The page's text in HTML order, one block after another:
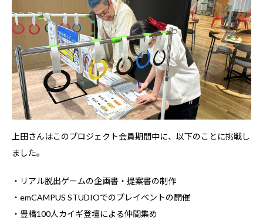
上田さんはこのプロジェクト会員期間中に、以下のことに挑戦し
ました。
・リアル脱出ゲームの企画書・提案書の制作
・emCAMPUS STUDIOでのプレイベントの開催
・豊橋100人カイギ登壇による仲間集め